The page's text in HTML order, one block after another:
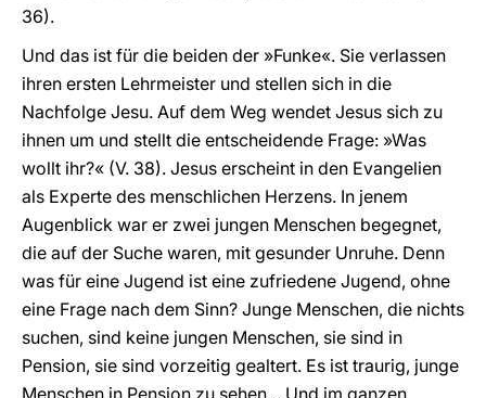
36).
Und das ist für die beiden der »Funke«. Sie verlassen
ihren ersten Lehrmeister und stellen sich in die
Nachfolge Jesu. Auf dem Weg wendet Jesus sich zu
ihnen um und stellt die entscheidende Frage: »Was
wollt ihr?« (V. 38). Jesus erscheint in den Evangelien
als Experte des menschlichen Herzens. In jenem
Augenblick war er zwei jungen Menschen begegnet,
die auf der Suche waren, mit gesunder Unruhe. Denn
was für eine Jugend ist eine zufriedene Jugend, ohne
eine Frage nach dem Sinn? Junge Menschen, die nichts
suchen, sind keine jungen Menschen, sie sind in
Pension, sie sind vorzeitig gealtert. Es ist traurig, junge
Menschen in Pension zu sehen… Und im ganzen